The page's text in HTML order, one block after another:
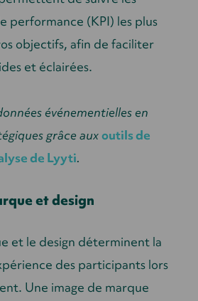
performance (KPI) les plus
objectifs, afin de faciliter
et éclairées.
événementielles en
grâce auxoutils de
de Lyyti.
et design
et le design déterminent la
des participants lors
Une image de marque